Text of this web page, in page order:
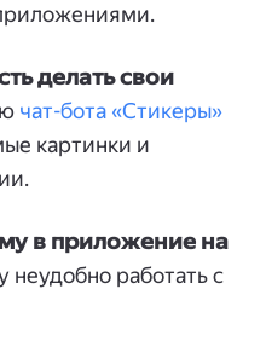
делать свои
чат-бота «Стикеры»
картинки и
в приложение на
работать с